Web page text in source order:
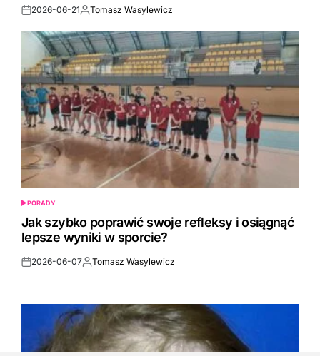
Post2026-06-21By:Tomasz Wasylewicz
POSTED
IN
PORADY
Jak szybko poprawić swoje refleksy i osiągnąć
lepsze wyniki w sporcie?
Post2026-06-07By:Tomasz Wasylewicz